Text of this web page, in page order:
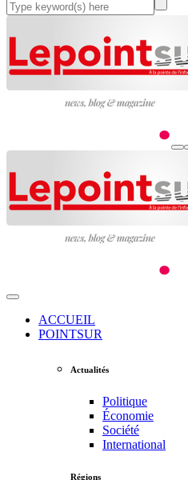
ACCUEIL
POINTSUR
Actualités
Politique
Économie
Société
International
Régions